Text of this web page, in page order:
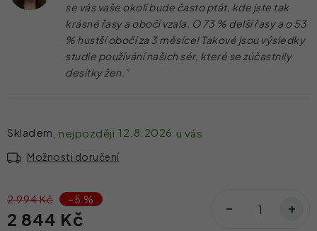
se vás vaše okolí bude často ptát, kde jste tak
krásné řasy a obočí vzala. O 73 % delší řasy a o 53
% hustší obočí za 3 měsíce! Takové jsou výsledky
studie používání našich sér, které se zúčastnily
desítky žen.”
Skladem 12.8.2026
Možnosti doručení
2 994 Kč –5 %
2 844 Kč